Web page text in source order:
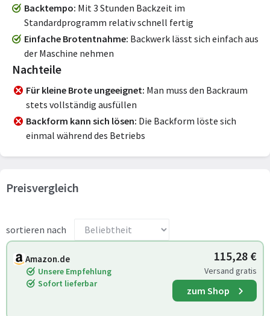
Backtempo Mit 3 Stunden Backzeit im
Standardprogramm relativ schnell fertig
Einfache Brotentnahme Backwerk lässt sich einfach aus
der Maschine nehmen
Nachteile
Für kleine Brote ungeeignet Man muss den Backraum
stets vollständig ausfüllen
Backform kann sich lösen Die Backform löste sich
einmal während des Betriebs
Preisvergleich
sortieren nach
Amazon.de
Unsere Empfehlung
Sofort lieferbar
115,28 €
Versand gratis
zum Shop